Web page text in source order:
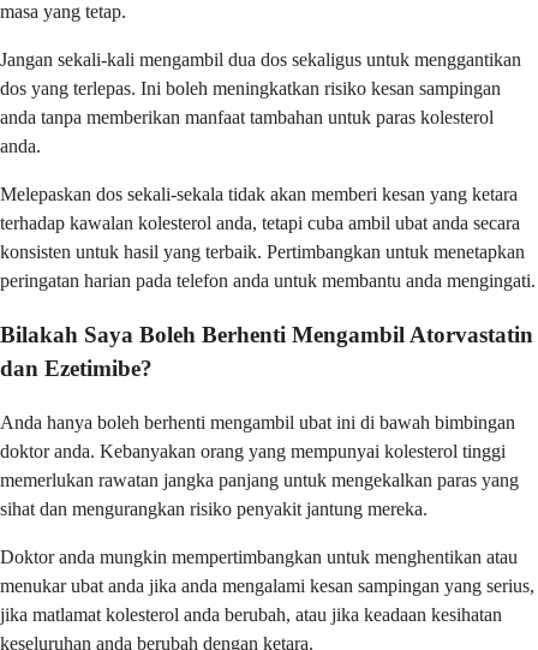
masa yang tetap.
Jangan sekali-kali mengambil dua dos sekaligus untuk menggantikan
dos yang terlepas. Ini boleh meningkatkan risiko kesan sampingan
anda tanpa memberikan manfaat tambahan untuk paras kolesterol
anda.
Melepaskan dos sekali-sekala tidak akan memberi kesan yang ketara
terhadap kawalan kolesterol anda, tetapi cuba ambil ubat anda secara
konsisten untuk hasil yang terbaik. Pertimbangkan untuk menetapkan
peringatan harian pada telefon anda untuk membantu anda mengingati.
Bilakah Saya Boleh Berhenti Mengambil Atorvastatin
dan Ezetimibe?
Anda hanya boleh berhenti mengambil ubat ini di bawah bimbingan
doktor anda. Kebanyakan orang yang mempunyai kolesterol tinggi
memerlukan rawatan jangka panjang untuk mengekalkan paras yang
sihat dan mengurangkan risiko penyakit jantung mereka.
Doktor anda mungkin mempertimbangkan untuk menghentikan atau
menukar ubat anda jika anda mengalami kesan sampingan yang serius,
jika matlamat kolesterol anda berubah, atau jika keadaan kesihatan
keseluruhan anda berubah dengan ketara.